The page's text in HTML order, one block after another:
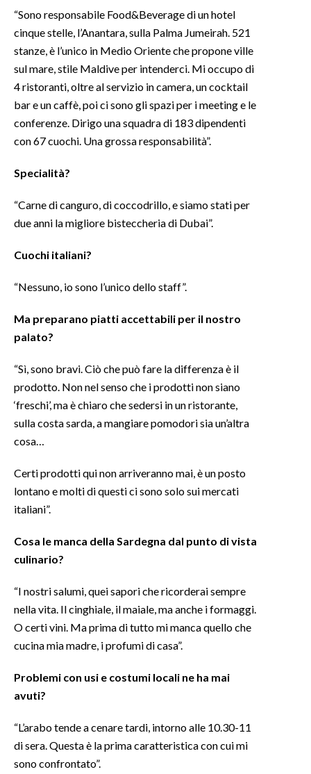
“Sono responsabile Food&Beverage di un hotel
cinque stelle, l’Anantara, sulla Palma Jumeirah. 521
stanze, è l’unico in Medio Oriente che propone ville
sul mare, stile Maldive per intenderci. Mi occupo di
4 ristoranti, oltre al servizio in camera, un cocktail
bar e un caffè, poi ci sono gli spazi per i meeting e le
conferenze. Dirigo una squadra di 183 dipendenti
con 67 cuochi. Una grossa responsabilità”.
Specialità?
“Carne di canguro, di coccodrillo, e siamo stati per
due anni la migliore bisteccheria di Dubai”.
Cuochi italiani?
“Nessuno, io sono l’unico dello staff”.
Ma preparano piatti accettabili per il nostro
palato?
“Sì, sono bravi. Ciò che può fare la differenza è il
prodotto. Non nel senso che i prodotti non siano
‘freschi’, ma è chiaro che sedersi in un ristorante,
sulla costa sarda, a mangiare pomodori sia un’altra
cosa…
Certi prodotti qui non arriveranno mai, è un posto
lontano e molti di questi ci sono solo sui mercati
italiani”.
Cosa le manca della Sardegna dal punto di vista
culinario?
“I nostri salumi, quei sapori che ricorderai sempre
nella vita. Il cinghiale, il maiale, ma anche i formaggi.
O certi vini. Ma prima di tutto mi manca quello che
cucina mia madre, i profumi di casa”.
Problemi con usi e costumi locali ne ha mai
avuti?
“L’arabo tende a cenare tardi, intorno alle 10.30-11
di sera. Questa è la prima caratteristica con cui mi
sono confrontato”.